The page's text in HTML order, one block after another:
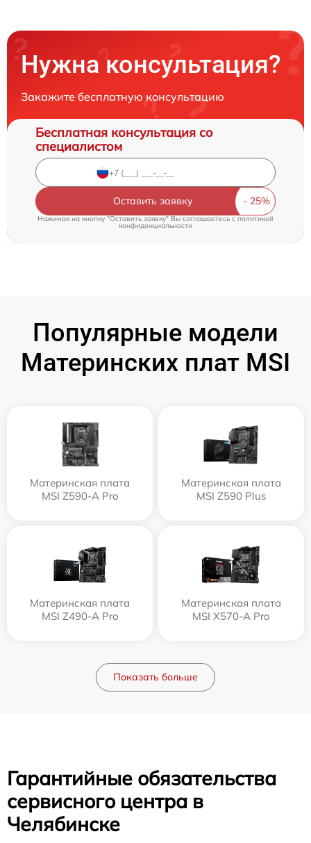
Нужна консультация?
Закажите бесплатную консультацию
Бесплатная консультация со
специалистом
Оставить заявку
Нажимая на кнопку "Оставить заявку" Вы соглашаетесь cполитикой
конфиденциальности
Популярные модели
Материнских плат MSI
Материнская плата
MSI Z590-A Pro
Материнская плата
MSI Z590 Plus
Материнская плата
MSI Z490-A Pro
Материнская плата
MSI X570-A Pro
Показать больше
Гарантийные обязательства
сервисного центра в
Челябинске